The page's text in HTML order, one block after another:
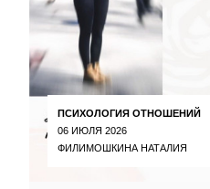
ПСИХОЛОГИЯ ОТНОШЕНИЙ
06 ИЮЛЯ 2026
ФИЛИМОШКИНА НАТАЛИЯ